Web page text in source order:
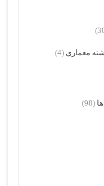
معماری (4)
(98)